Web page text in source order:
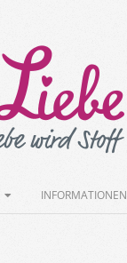
INFORMATIONEN